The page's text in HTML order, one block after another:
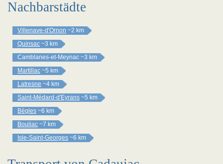
Nachbarstädte
Villenave-d'Ornon ~2 km
Quinsac ~3 km
Camblanes-et-Meynac ~3 km
Martillac ~5 km
Latresne ~4 km
Saint-Médard-d'Eyrans ~5 km
Bègles ~6 km
Bouliac ~7 km
Isle-Saint-Georges ~6 km